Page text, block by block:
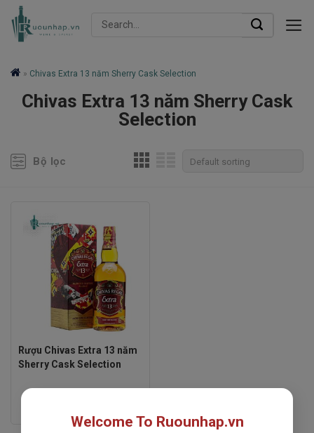
Skip
Search
» Chivas Extra 13 năm Sherry Cask Selection
Chivas Extra 13 năm Sherry Cask
Selection
Bộ lọc
Rượu Chivas Extra 13 năm
Sherry Cask Selection
Welcome To Ruounhap.vn